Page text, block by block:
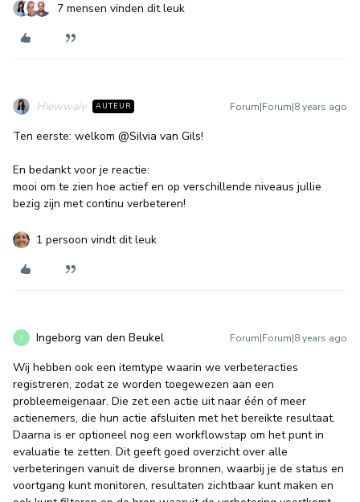
7 mensen vinden dit leuk
Hiewwaiy AUTEUR Forum|Forum|8 years ago
Ten eerste: welkom @Silvia van Gils!
En bedankt voor je reactie:
mooi om te zien hoe actief en op verschillende niveaus jullie
bezig zijn met continu verbeteren!
1 persoon vindt dit leuk
I Ingeborg van den Beukel Forum|Forum|8 years ago
Wij hebben ook een itemtype waarin we verbeteracties
registreren, zodat ze worden toegewezen aan een
probleemeigenaar. Die zet een actie uit naar één of meer
actienemers, die hun actie afsluiten met het bereikte resultaat.
Daarna is er optioneel nog een workflowstap om het punt in
evaluatie te zetten. Dit geeft goed overzicht over alle
verbeteringen vanuit de diverse bronnen, waarbij je de status en
voortgang kunt monitoren, resultaten zichtbaar kunt maken en